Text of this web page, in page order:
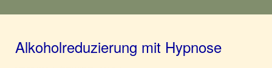
Alkoholreduzierung mit Hypnose